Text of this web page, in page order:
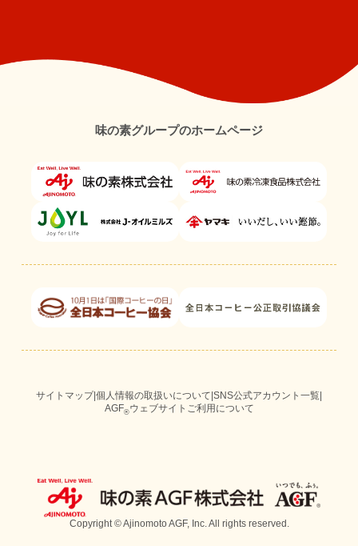
味の素グループのホームページ
サイトマップ|個人情報の取扱いについて SNS公式アカウント一覧
AGF®ウェブサイトご利用について
Copyright © Ajinomoto AGF, Inc. All rights reserved.